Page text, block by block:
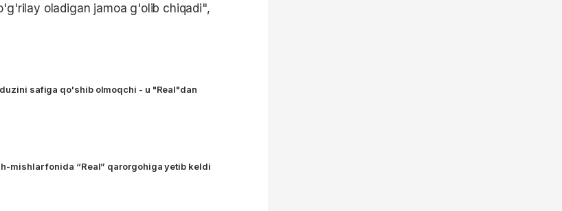
oladigan jamoa g'olib chiqadi",
safiga qo'shib olmoqchi - u "Real"dan
mishlar fonida “Real” qarorgohiga yetib keldi